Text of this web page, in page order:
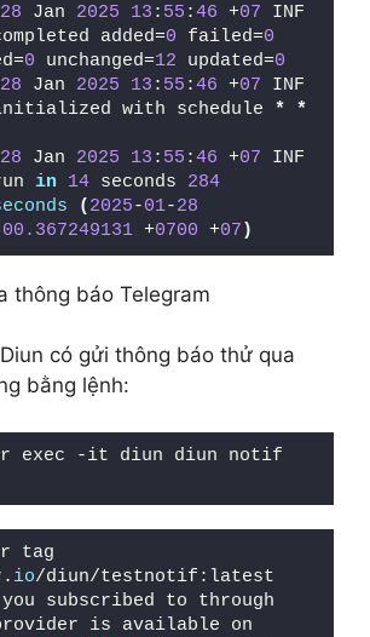
28 Jan 2025 13 : 55 :46 +07 INF
added=0 failed=0
0 unchanged=12 updated=0
28 Jan 2025 13 : 55 :46 +07 INF
with schedule *
*
28 Jan 2025 13 : 55 :46 +07 INF
in 14 seconds 284
( 2025-01-28
00.367249131 +0700 +07 )
thông báo Telegram
có gửi thông báo thử qua
bằng lệnh:
exec -it diun diun notif
tag
io/diun/testnotif:latest
subscribed to through
is available on